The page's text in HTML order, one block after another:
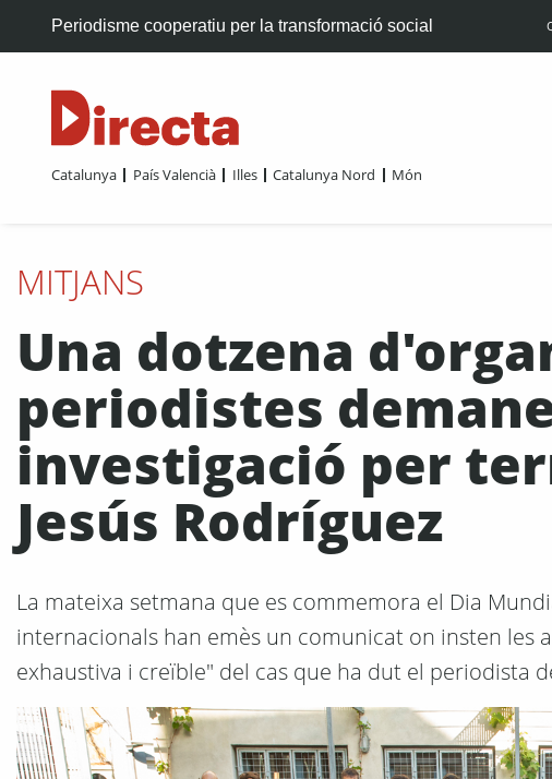
Periodisme cooperatiu per la transformació social
Catalunya País Valencià Illes Catalunya Nord Món
MITJANS
Una dotzena
periodistes
investigació per
Jesús Rodríguez
La mateixa setmana que es commemora el Dia
internacionals han emès un comunicat on insten les
exhaustiva i creïble" del cas que ha dut el periodista